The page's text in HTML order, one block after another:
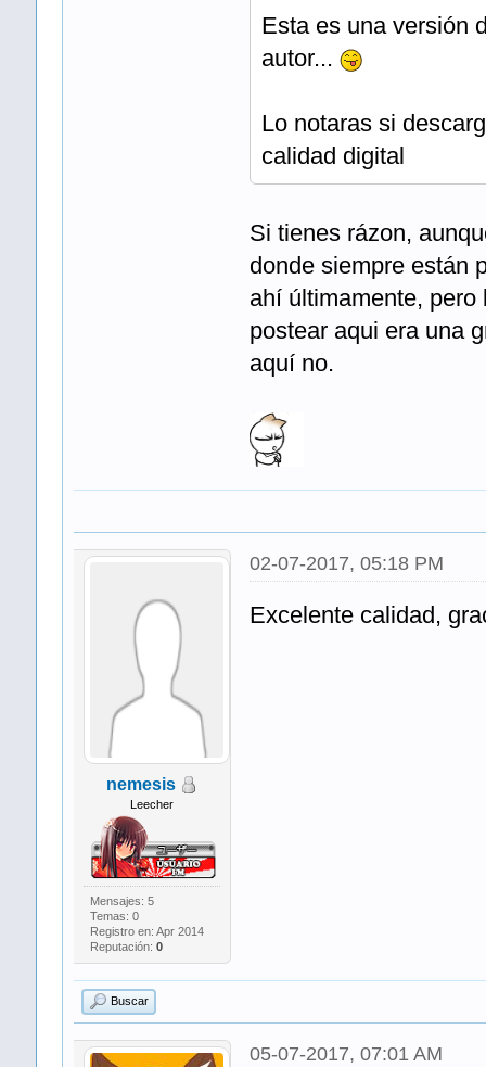
Esta es una versión
autor...
Lo notaras si
calidad digital
Si tienes rázon,
donde siempre están
ahí últimamente,
postear aqui era una
aquí no.
nemesis
Leecher
Mensajes: 5
Temas: 0
Registro en: Apr 2014
Reputación: 0
02-07-2017, 05:18 PM
Excelente calidad,
Buscar
05-07-2017, 07:01 AM